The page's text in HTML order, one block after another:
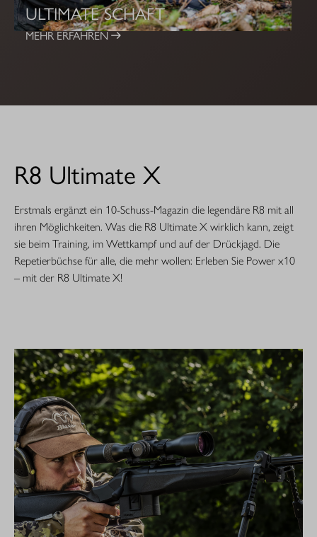
ULTIMATE SCHAFT
MEHR ERFAHREN
R8 Ultimate X
Erstmals ergänzt ein 10-Schuss-Magazin die legendäre R8 mit all
ihren Möglichkeiten. Was die R8 Ultimate X wirklich kann, zeigt
sie beim Training, im Wettkampf und auf der Drückjagd. Die
Repetierbüchse für alle, die mehr wollen: Erleben Sie Power x10
– mit der R8 Ultimate X!